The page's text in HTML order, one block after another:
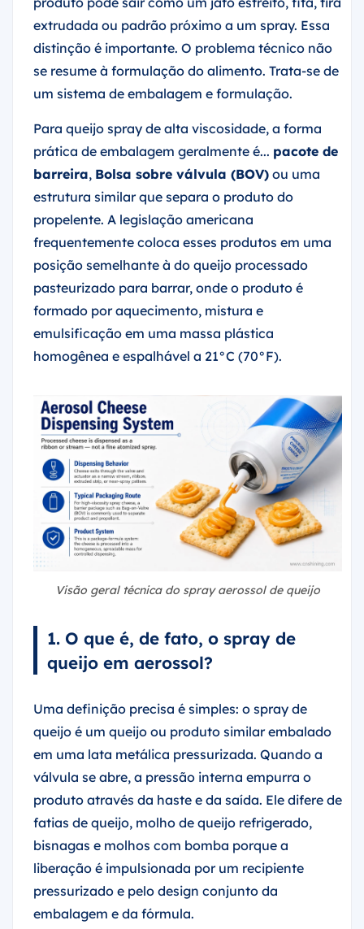
extrudada ou padrão próximo a um spray. Essa
distinção é importante. O problema técnico não
se resume à formulação do alimento. Trata-se de
um sistema de embalagem e formulação.
Para queijo spray de alta viscosidade, a forma
prática de embalagem geralmente é... pacote de
barreira, Bolsa sobre válvula (BOV) ou uma
estrutura similar que separa o produto do
propelente. A legislação americana
frequentemente coloca esses produtos em uma
posição semelhante à do queijo processado
pasteurizado para barrar, onde o produto é
formado por aquecimento, mistura e
emulsificação em uma massa plástica
homogênea e espalhável a 21°C (70°F).
Visão geral técnica do spray aerossol de queijo
1. O que é, de fato, o spray de
queijo em aerossol?
Uma definição precisa é simples: o spray de
queijo é um queijo ou produto similar embalado
em uma lata metálica pressurizada. Quando a
válvula se abre, a pressão interna empurra o
produto através da haste e da saída. Ele difere de
fatias de queijo, molho de queijo refrigerado,
bisnagas e molhos com bomba porque a
liberação é impulsionada por um recipiente
pressurizado e pelo design conjunto da
embalagem e da fórmula.